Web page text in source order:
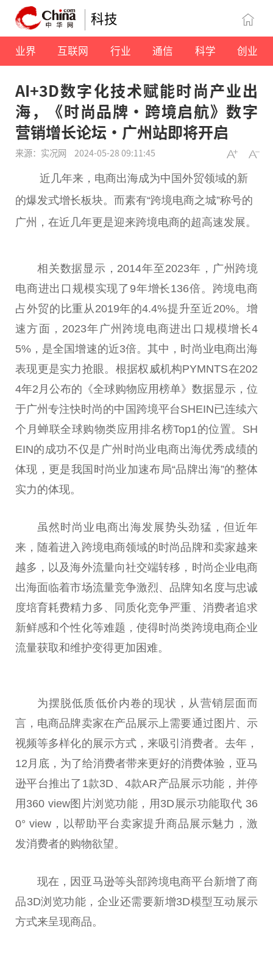
科技
业界 互联网 行业 通信 科学 创业
AI+3D数字化技术赋能时尚产业出
海，《时尚品牌·跨境启航》数字
营销增长论坛·广州站即将开启
来源：实况网 2024-05-28 09:11:45
近 几年来，电商出海成为中国外贸领域的新
的爆发式增长板块。而素有“跨境电商之城”称号的
广州，在近 几年更是迎来跨境电商的超高速发展。
相关数据显示，2014年至2023年，广州跨境
电商进出口规模实现了9年增长136倍。跨境电商
占外贸的比重从2019年的4.4%提升至近20%。增
速方面，2023年广州跨境电商进出口规模增长4
5%，是全国增速的近3倍。其中，时尚业电商出海
表现更是实力抢眼。根据权威机构PYMNTS在202
4年2月公布的《全球购物应用榜单》数据显示，位
于广州专注快时尚的中国 跨境平台SHEIN已连续六
个月蝉联全球购物类应用排名榜Top1的位置。SH
EIN的成功不仅是广州时尚业电商出海优秀成绩的
体现，更是我国时尚业加速布局“品牌出海”的整体
实力的体现。
虽然时尚业电商出海发展势头劲猛，但近年
来，随着进入跨境电商领域的时尚品牌和卖家越来
越多，以及海外流量向社交端转移，时尚企业电商
出海面临着市场流量竞争激烈、品牌知名度与忠诚
度培育耗费精力多、同质化竞争严重、消费者追求
新鲜感和个性化等难题，使得时尚类跨境电商企业
流量获取和维护变得更加困难。
为摆脱低质低价内卷的现状，从营销层面而
言，电商品牌卖家在产品展示上需要通过图片、示
视频等多样化的展示方式，来吸引消费者。去年，
12月底，为了给消费者带来更好的消费体验，亚马
逊平台推出了1款3D、4款AR产品展示功能，并停
用360 view图片浏览功能，用3D展示功能取代 36
0° view，以帮助平台卖家提升商品展示魅力，激
发消费者的购物欲望。
现在，因亚马逊等头部跨境电商平台新增了商
品3D浏览功能，企业还需要新增3D模型互动展示
方式来呈现商品。